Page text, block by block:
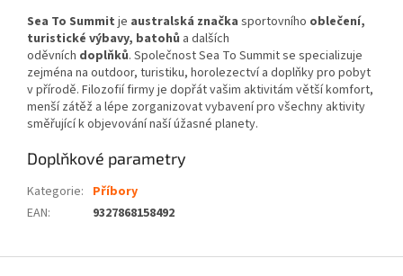
Sea To Summit je australská značka sportovního oblečení,
turistické výbavy, batohů a dalších
oděvních doplňků. Společnost Sea To Summit se specializuje
zejména na outdoor, turistiku, horolezectví a doplňky pro pobyt
v přírodě. Filozofií firmy je dopřát vašim aktivitám větší komfort,
menší zátěž a lépe zorganizovat vybavení pro všechny aktivity
směřující k objevování naší úžasné planety.
Doplňkové parametry
Kategorie: Příbory
EAN: 9327868158492